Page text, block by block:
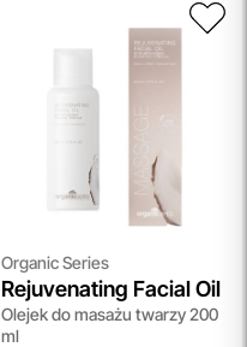
Organic Series
Rejuvenating Facial Oil
Olejek do masażu twarzy 200
ml